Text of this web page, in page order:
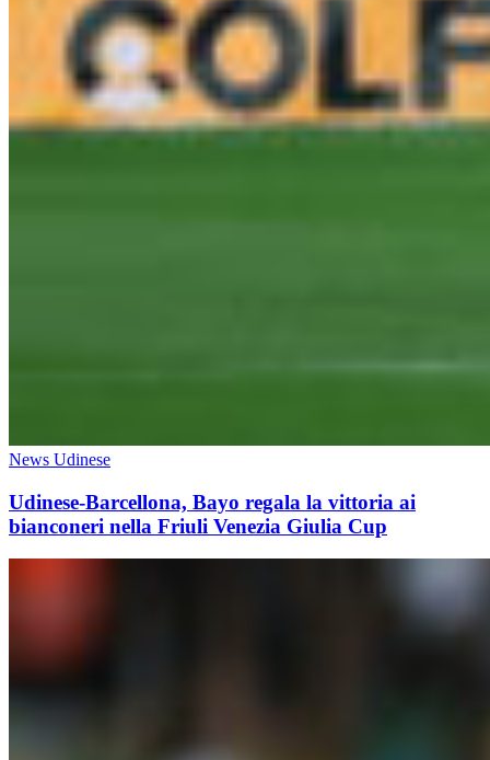
News Udinese
Udinese-Barcellona, Bayo regala la vittoria ai
bianconeri nella Friuli Venezia Giulia Cup